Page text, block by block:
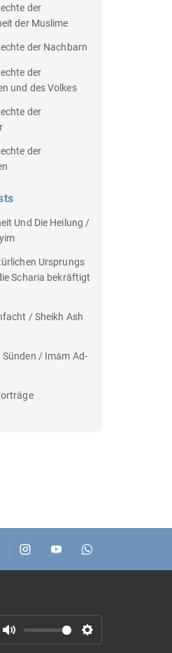
der
der Muslime
der Nachbarn
der
und des Volkes
der
der
Und Die Heilung /
Ursprungs
Scharia bekräftigt
/ Sheikh Ash
Sünden / Imām Ad-
M S